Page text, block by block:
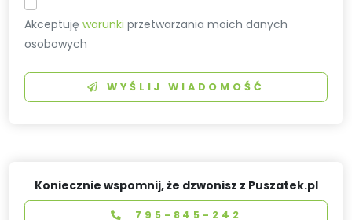
Akceptujęwarunki przetwarzania moich danych
osobowych
WYŚLIJ WIADOMOŚĆ
Koniecznie wspomnij, że dzwonisz z Puszatek.pl
795-845-242